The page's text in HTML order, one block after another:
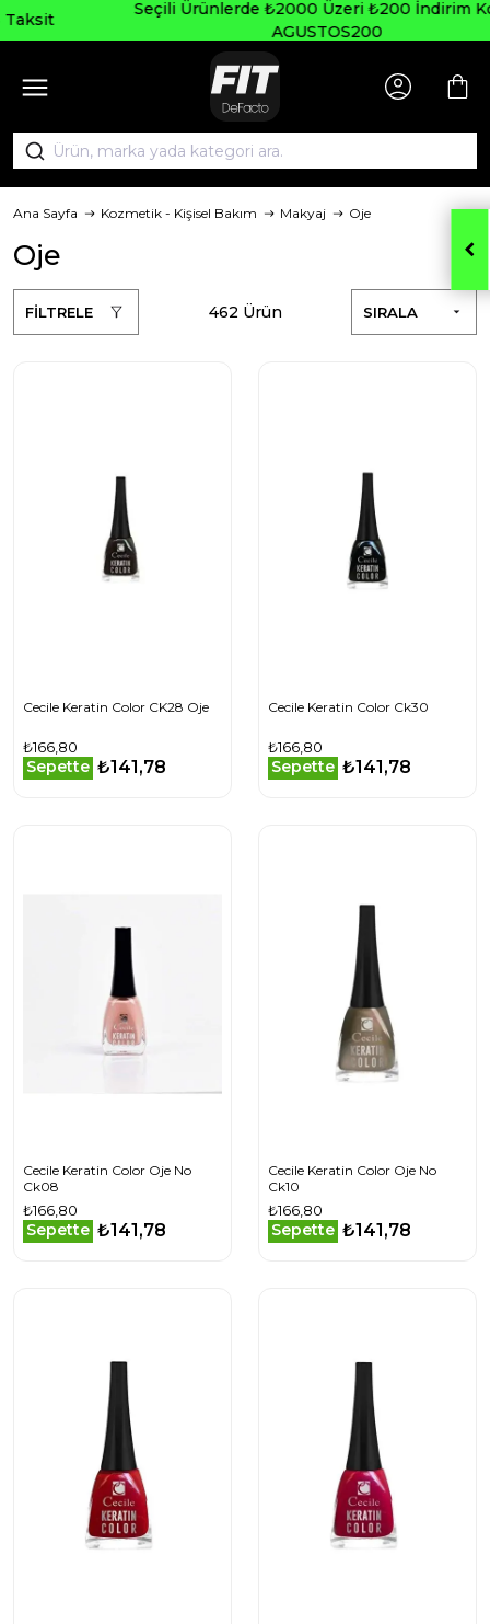
Seçili Ürünlerde ₺2000 Üzeri ₺200 İndirim Kodu:
AGUSTOS200
Ana Sayfa Kozmetik - Kişisel Bakım Makyaj Oje
Oje
FİLTRELE SIRALA
462 Ürün
Cecile Keratin Color CK28 Oje
₺166,80
Sepette ₺141,78
Cecile Keratin Color Ck30
₺166,80
Sepette ₺141,78
Cecile Keratin Color Oje No
Ck08
₺166,80
Sepette ₺141,78
Cecile Keratin Color Oje No
Ck10
₺166,80
Sepette ₺141,78